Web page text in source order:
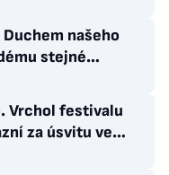
našeho
stejné
nás to mělo
Vrchol festivalu
za úsvitu ve